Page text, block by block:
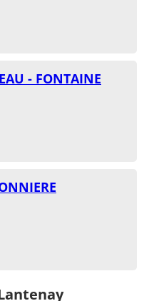
- FONTAINE